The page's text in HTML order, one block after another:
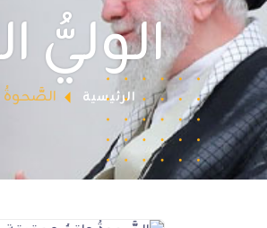
الوليُّ
الرئيسية